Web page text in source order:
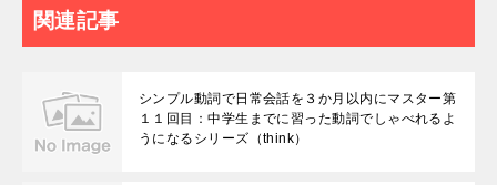
関連記事
シンプル動詞で日常会話を３か月以内にマスター第
１１回目：中学生までに習った動詞でしゃべれるよ
うになるシリーズ（think）